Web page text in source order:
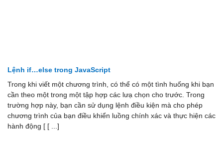
Lệnh if…else trong JavaScript
Trong khi viết một chương trình, có thể có một tình huống khi bạn
cần theo một trong một tập hợp các lưạ chọn cho trước. Trong
trường hợp này, bạn cần sử dụng lệnh điều kiện mà cho phép
chương trình của bạn điều khiển luồng chính xác và thực hiện các
hành động [ [ ...]